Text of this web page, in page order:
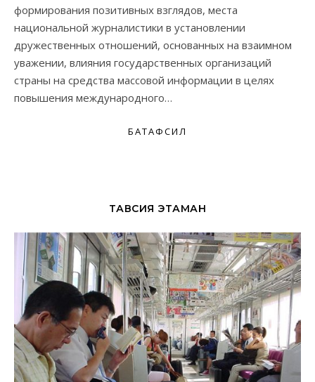
формирования позитивных взглядов, места
национальной журналистики в установлении
дружественных отношений, основанных на взаимном
уважении, влияния государственных организаций
страны на средства массовой информации в целях
повышения международного…
БАТАФСИЛ
ТАВСИЯ ЭТАМАН